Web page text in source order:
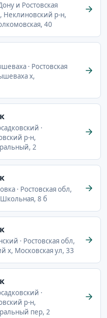
и Ростовская
Неклиновский р-н,
40
· Ростовская
х,
·
р-н,
2
· Ростовская обл,
8 б
· Ростовская обл,
х, Московская ул, 33
·
р-н,
пер, 2